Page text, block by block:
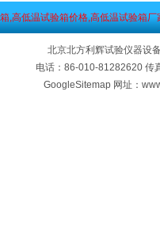
,高低温试验箱价格,高低温试验箱厂
北京北方利辉试验仪器设
电话：86-010-81282620 传
GoogleSitemap 网址：